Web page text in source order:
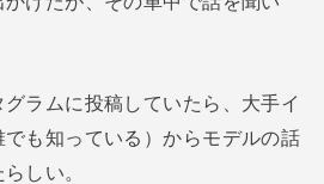
ラムに投稿していたら、大手イ
も知っている）からモデルの話
しい。